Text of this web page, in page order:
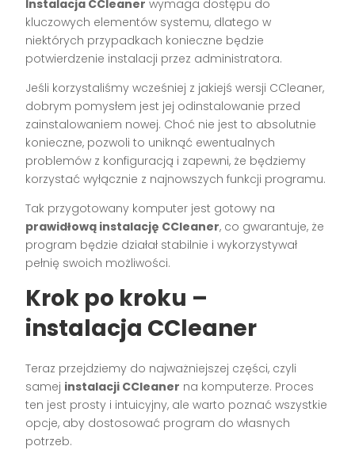
Instalacja CCleaner wymaga dostępu do
kluczowych elementów systemu, dlatego w
niektórych przypadkach konieczne będzie
potwierdzenie instalacji przez administratora.
Jeśli korzystaliśmy wcześniej z jakiejś wersji CCleaner,
dobrym pomysłem jest jej odinstalowanie przed
zainstalowaniem nowej. Choć nie jest to absolutnie
konieczne, pozwoli to uniknąć ewentualnych
problemów z konfiguracją i zapewni, że będziemy
korzystać wyłącznie z najnowszych funkcji programu.
Tak przygotowany komputer jest gotowy na
prawidłową instalację CCleaner, co gwarantuje, że
program będzie działał stabilnie i wykorzystywał
pełnię swoich możliwości.
Krok po kroku –
instalacja CCleaner
Teraz przejdziemy do najważniejszej części, czyli
samej instalacji CCleaner na komputerze. Proces
ten jest prosty i intuicyjny, ale warto poznać wszystkie
opcje, aby dostosować program do własnych
potrzeb.